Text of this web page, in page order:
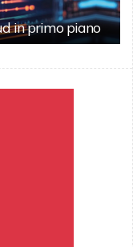
in primo piano